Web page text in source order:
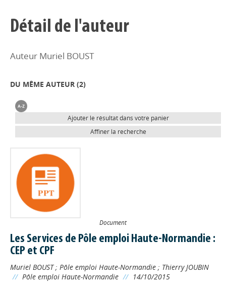
Détail de l'auteur
Auteur Muriel BOUST
DU MÊME AUTEUR (2)
Ajouter le résultat dans votre panier
Affiner la recherche
Document
Les Services de Pôle emploi Haute-Normandie :
CEP et CPF
Muriel BOUST; Pôle emploi Haute-Normandie ; Thierry JOUBIN
// Pôle emploi Haute-Normandie // 14/10/2015